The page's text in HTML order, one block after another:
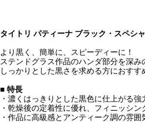
タイトリ パティーナ ブラック・スペシ
より黒く、簡単に、スピーディーに！
ステンドグラス作品のハンダ部分を深み
しっかりとした黒さを求める方におすす
■ 特長
・濃くはっきりとした黒色に仕上がる強
・乾燥後の定着性に優れ、フィニッシ
・作品に高級感とアンティーク調の雰囲